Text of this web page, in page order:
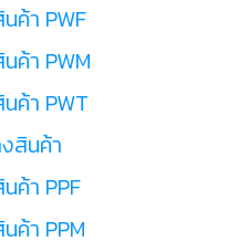
ค้า PWF
ค้า PWM
ค้า PWT
สินค้า
ค้า PPF
ค้า PPM